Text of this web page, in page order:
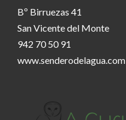
Bº Birruezas 41
San Vicente del Monte
942 70 50 91
www.senderodelagua.com